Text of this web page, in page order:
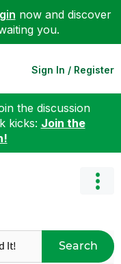
now and discover
you.
Sign In / Register
the discussion
kicks: Join the
Search